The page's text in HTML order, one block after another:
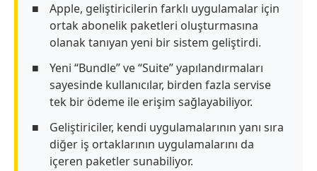
Apple, geliştiricilerin farklı uygulamalar için
ortak abonelik paketleri oluşturmasına
olanak tanıyan yeni bir sistem geliştirdi.
Yeni “Bundle” ve “Suite” yapılandırmaları
sayesinde kullanıcılar, birden fazla servise
tek bir ödeme ile erişim sağlayabiliyor.
Geliştiriciler, kendi uygulamalarının yanı sıra
diğer iş ortaklarının uygulamalarını da
içeren paketler sunabiliyor.